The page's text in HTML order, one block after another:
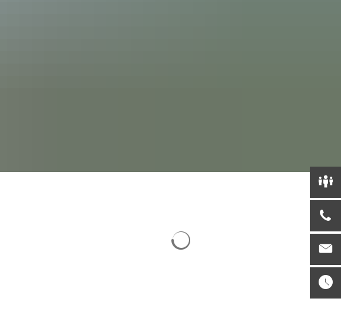
Suchergebnisse werden geladen